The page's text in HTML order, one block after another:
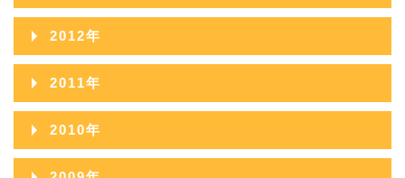
2015年10月
2015年09月
2015年08月
2015年07月
2015年06月
2014年11月
2014年10月
2014年09月
2014年08月
2014年07月
2013年12月
2013年11月
2013年10月
2013年09月
2012年
2012年12月
2012年11月
2012年10月
2011年
2011年12月
2011年11月
2010年
2010年12月